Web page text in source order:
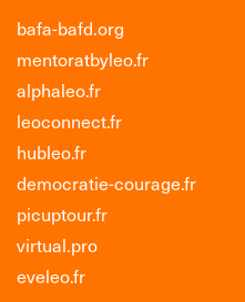
bafa-bafd.org
mentoratbyleo.fr
alphaleo.fr
leoconnect.fr
hubleo.fr
democratie-courage.fr
picuptour.fr
virtual.pro
eveleo.fr